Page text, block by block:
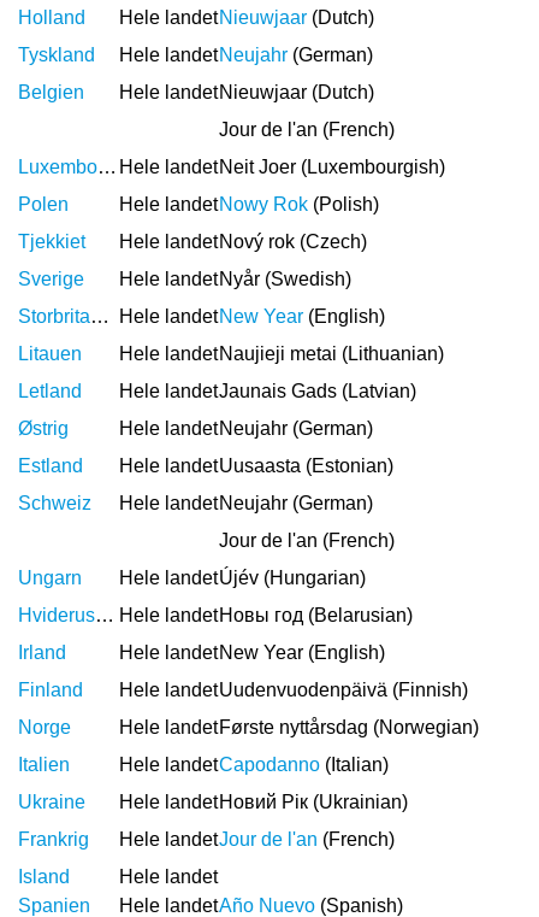
Holland
Hele landet Nieuwjaar (Dutch)
Tyskland
Hele landet Neujahr (German)
Belgien
Hele landet Nieuwjaar (Dutch)
Jour de l'an (French)
Luxembourg Hele landet Neit Joer (Luxembourgish)
Polen
Hele landet Nowy Rok (Polish)
Tjekkiet
Hele landet Nový rok (Czech)
Sverige
Hele landet Nyår (Swedish)
Storbritannien
Hele landet New Year (English)
Litauen
Hele landet Naujieji metai (Lithuanian)
Letland
Hele landetJaunais Gads (Latvian)
Østrig
Hele landet Neujahr (German)
Estland
Hele landetUusaasta (Estonian)
Schweiz
Hele landet Neujahr (German)
Jour de l'an (French)
Ungarn
Hele landetÚjév (Hungarian)
Hviderusland Hele landet Новы год (Belarusian)
Irland
Hele landet New Year (English)
Finland
Hele landetUudenvuodenpäivä (Finnish)
Norge
Hele landet Første nyttårsdag (Norwegian)
Italien
Hele landetCapodanno (Italian)
Ukraine
Hele landet Новий Рік (Ukrainian)
Frankrig
Hele landetJour de l'an (French)
Island
Hele landet
Spanien
Hele landetAño Nuevo (Spanish)